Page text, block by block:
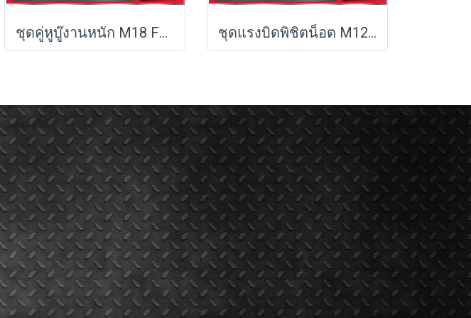
ชุดคู่หูบู๊งานหนัก M18 FPP2A3-502P Milwaukee (Q3) ชุดแรงบิดพิชิตน็อต M12-18 FPP2LR2605-522X TH Milwaukee (M18-FMTIW2F12-0X0+M12-FRAIWF12-0)